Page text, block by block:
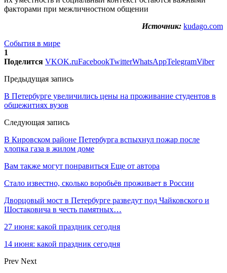
факторами при межличностном общении
Источник: kudago.com
События в мире
1
Поделится VKOK.ruFacebookTwitterWhatsAppTelegramViber
Предыдущая запись
В Петербурге увеличились цены на проживание студентов в
общежитиях вузов
Следующая запись
В Кировском районе Петербурга вспыхнул пожар после
хлопка газа в жилом доме
Вам также могут понравиться Еще от автора
Стало известно, сколько воробьёв проживает в России
Дворцовый мост в Петербурге разведут под Чайковского и
Шостаковича в честь памятных…
27 июня: какой праздник сегодня
14 июня: какой праздник сегодня
Prev Next